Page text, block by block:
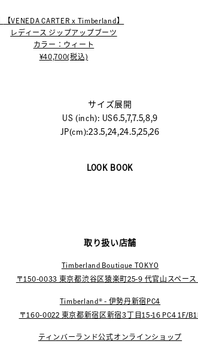
【VENEDA CARTER x Timberland】
レディース​ ジップアップブーツ
カラー：​ウィート
¥40,700(税込)
サイズ展開
US (inch): US6.5,7,7.5,8,9
JP(cm):23.5,24,24.5,25,26
LOOK BOOK
取り扱い店舗
Timberland Boutique TOKYO
〒150-0033 東京都渋谷区猿楽町25-9 代官山スペー
Timberland® - 伊勢丹新宿PC4
〒160-0022 東京都新宿区新宿3丁目15-16 PC4 1F/
ティンバーランド公式オンラインショップ